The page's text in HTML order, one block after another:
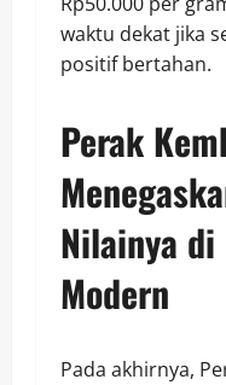
waktu dekat jika
positif bertahan.
Perak
Nilainya di
Modern
Pada akhirnya,